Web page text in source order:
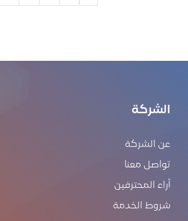
الشركة
عن الشركة
تواصل معنا
أراء المحترفين
شروط الخدمة